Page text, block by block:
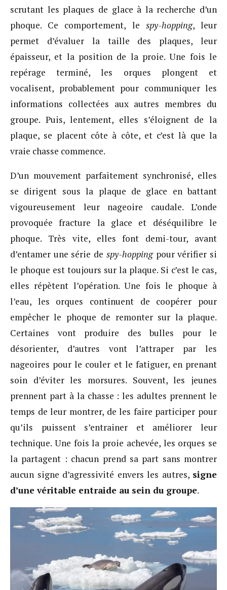
scrutant les plaques de glace à la recherche d’un
phoque. Ce comportement, le spy-hopping, leur
permet d’évaluer la taille des plaques, leur
épaisseur, et la position de la proie. Une fois le
repérage terminé, les orques plongent et
vocalisent, probablement pour communiquer les
informations collectées aux autres membres du
groupe. Puis, lentement, elles s’éloignent de la
plaque, se placent côte à côte, et c’est là que la
vraie chasse commence.
D’un mouvement parfaitement synchronisé, elles
se dirigent sous la plaque de glace en battant
vigoureusement leur nageoire caudale. L’onde
provoquée fracture la glace et déséquilibre le
phoque. Très vite, elles font demi-tour, avant
d’entamer une série de spy-hoppingpour vérifier si
le phoque est toujours sur la plaque. Si c’est le cas,
elles répètent l’opération. Une fois le phoque à
l’eau, les orques continuent de coopérer pour
empêcher le phoque de remonter sur la plaque.
Certaines vont produire des bulles pour le
désorienter, d’autres vont l’attraper par les
nageoires pour le couler et le fatiguer, en prenant
soin d’éviter les morsures. Souvent, les jeunes
prennent part à la chasse : les adultes prennent le
temps de leur montrer, de les faire participer pour
qu’ils puissent s’entrainer et améliorer leur
technique. Une fois la proie achevée, les orques se
la partagent : chacun prend sa part sans montrer
aucun signe d’agressivité envers les autres, signe
d’une véritable entraide au sein du groupe.